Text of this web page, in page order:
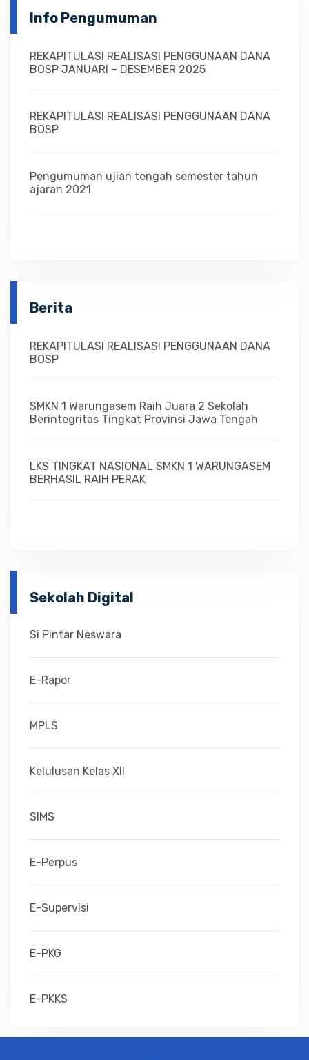
Info Pengumuman
REKAPITULASI REALISASI PENGGUNAAN DANA
BOSP JANUARI – DESEMBER 2025
REKAPITULASI REALISASI PENGGUNAAN DANA
BOSP
Pengumuman ujian tengah semester tahun
ajaran 2021
Berita
REKAPITULASI REALISASI PENGGUNAAN DANA
BOSP
SMKN 1 Warungasem Raih Juara 2 Sekolah
Berintegritas Tingkat Provinsi Jawa Tengah
LKS TINGKAT NASIONAL SMKN 1 WARUNGASEM
BERHASIL RAIH PERAK
Sekolah Digital
Si Pintar Neswara
E-Rapor
MPLS
Kelulusan Kelas XII
SIMS
E-Perpus
E-Supervisi
E-PKG
E-PKKS